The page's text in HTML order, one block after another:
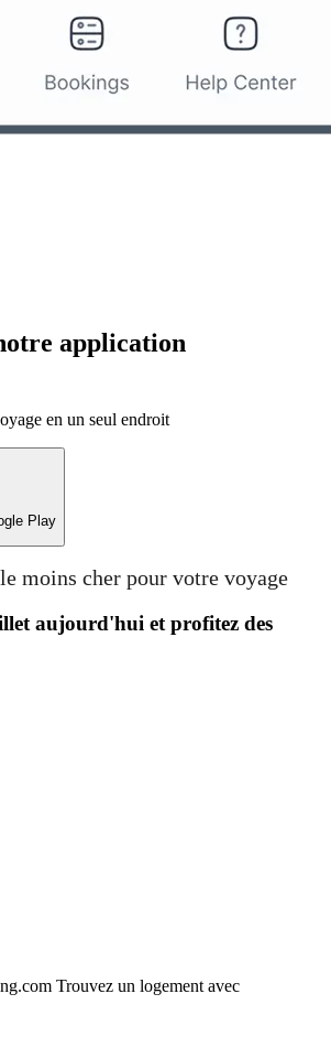
application
en un seul endroit
Play
moins cher pour votre voyage
aujourd'hui et profitez des
Trouvez un logement avec